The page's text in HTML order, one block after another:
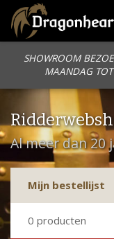
SHOWROOM
MAANDAG
Al meer dan 20
Mijn bestellijst
0 producten